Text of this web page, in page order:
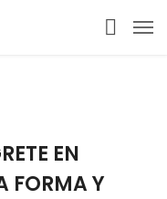
EN
FORMA Y